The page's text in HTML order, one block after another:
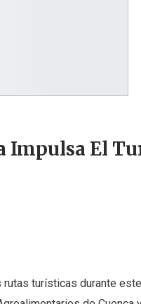
Impulsa El
rutas turísticas durante